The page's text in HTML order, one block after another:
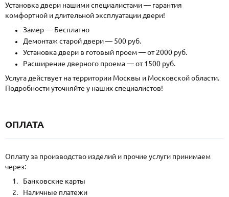
Установка двери нашими специалистами — гарантия
комфортной и длительной эксплуатации двери!
Замер — Бесплатно
Демонтаж старой двери — 500 руб.
Установка двери в готовый проем — от 2000 руб.
Расширение дверного проема — от 1500 руб.
Услуга действует на территории Москвы и Московской области.
Подробности уточняйте у наших специалистов!
ОПЛАТА
Оплату за производство изделий и прочие услуги принимаем
через:
Банковские карты
Наличные платежи